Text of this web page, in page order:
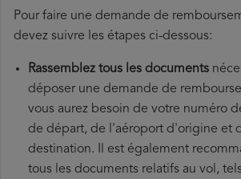
Pour faire une demande de
devez suivre les étapes ci-dessous:
Rassemblez tous les documents
déposer une demande de
vous aurez besoin de votre numéro
de départ, de l'aéroport d'origine et
destination. Il est également
tous les documents relatifs au vol,